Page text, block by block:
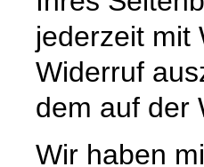
jederzeit mit
Widerruf
dem auf der
Wir haben